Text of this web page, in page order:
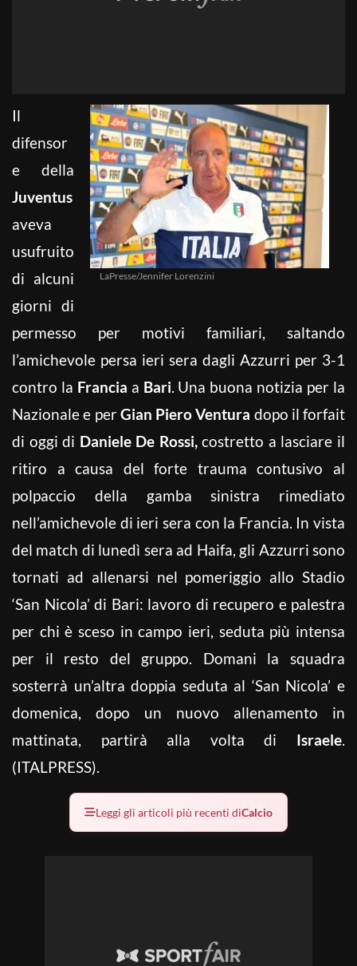
LaPresse/Jennifer Lorenzini
Il
difensor
e della
Juventus
aveva
usufruito
di alcuni
giorni di
permesso per motivi familiari, saltando
l’amichevole persa ieri sera dagli Azzurri per 3-1
contro la Francia a Bari. Una buona notizia per la
Nazionale e perGian Piero Ventura dopo il forfait
di oggi di Daniele De Rossi,costretto a lasciare il
ritiro a causa del forte trauma contusivo al
polpaccio della gamba sinistra rimediato
nell’amichevole di ieri sera con la Francia. In vista
del match di lunedì sera ad Haifa, gli Azzurri sono
tornati ad allenarsi nel pomeriggio allo Stadio
‘San Nicola’ di Bari: lavoro di recupero e palestra
per chi è sceso in campo ieri, seduta più intensa
per il resto del gruppo. Domani la squadra
sosterrà un’altra doppia seduta al ‘San Nicola’ e
domenica, dopo un nuovo allenamento in
mattinata, partirà alla volta di Israele.
(ITALPRESS).
Leggi gli articoli più recenti diCalcio